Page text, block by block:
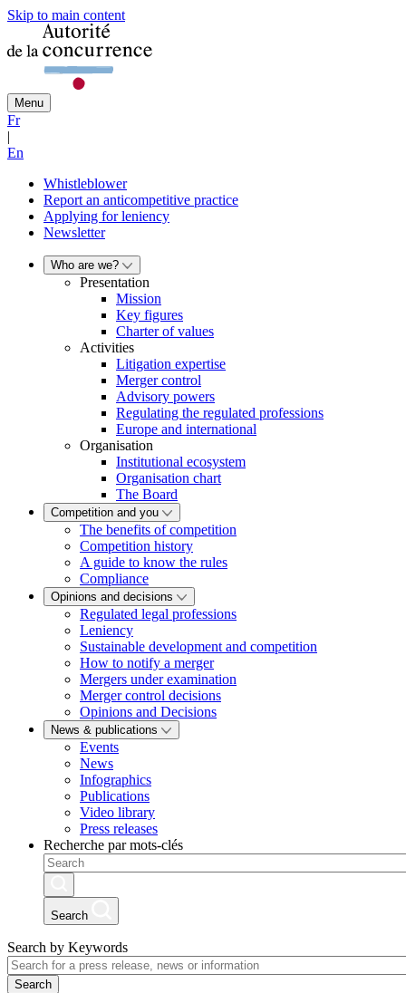
Skip to main content
Menu
Fr
|
En
Whistleblower
Report an anticompetitive practice
Applying for leniency
Newsletter
Who are we?
Presentation
Mission
Key figures
Charter of values
Activities
Litigation expertise
Merger control
Advisory powers
Regulating the regulated professions
Europe and international
Organisation
Institutional ecosystem
Organisation chart
The Board
Competition and you
The benefits of competition
Competition history
A guide to know the rules
Compliance
Opinions and decisions
Regulated legal professions
Leniency
Sustainable development and competition
How to notify a merger
Mergers under examination
Merger control decisions
Opinions and Decisions
News & publications
Events
News
Infographics
Publications
Video library
Press releases
Recherche par mots-clés
Search
Search by Keywords
Search